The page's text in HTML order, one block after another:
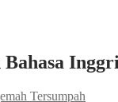
Tersumpah